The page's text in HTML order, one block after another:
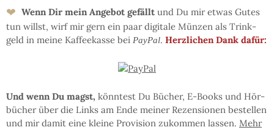
❤ Wenn Dir mein An­ge­bot ge­fällt und Du mir et­was Gu­tes
tun willst, wirf mir gern ein paar di­gi­ta­le Mün­zen als Trink­
geld in mei­ne Kaf­fee­kas­se bei PayPal. Herz­li­chen Dank dafür:
Und wenn Du magst, könn­test Du Bü­cher, E-Books und Hör­
bü­cher über die Links am En­de mei­ner Re­zen­sio­nen be­stel­len
und mir da­mit eine klei­ne Pro­vi­sion zu­kom­men las­sen. Mehr